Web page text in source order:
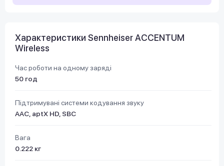
Характеристики Sennheiser ACCENTUM
Wireless
Час роботи на одному заряді
50 год
Підтримувані системи кодування звуку
AAC, aptX HD, SBC
Вага
0.222 кг